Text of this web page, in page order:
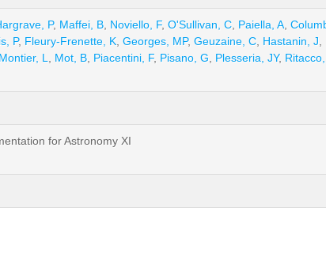
P, Maffei, B Noviello, F, O'Sullivan, C Paiella, A
P, Fleury-Frenette, K Georges, MP, Geuzaine, C Hastanin, J
Montier, L Mot, B Piacentini, F, Pisano, G Plesseria, JY,
for Astronomy XI